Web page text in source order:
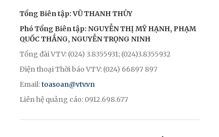
Tổng Biên tập: VŨ THANH THỦY
Phó Tổng Biên tập: NGUYỄN THỊ MỸ HẠNH, PHẠM
QUỐC THẮNG, NGUYỄN TRỌNG NINH
Tổng đài VTV: (024) 3.8355931; (024)3.8355932
Điện thoại Thời báo VTV: (024) 66897 897
Email:toasoan@vtv.vn
Liên hệ quảng cáo: 0912.698.677